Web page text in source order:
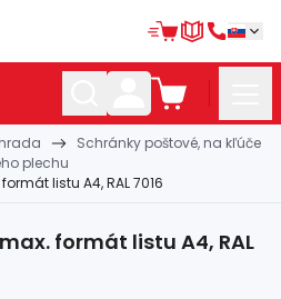
Schránky poštové, na kľúče
plechu
listu A4, RAL 7016
formát listu A4, RAL